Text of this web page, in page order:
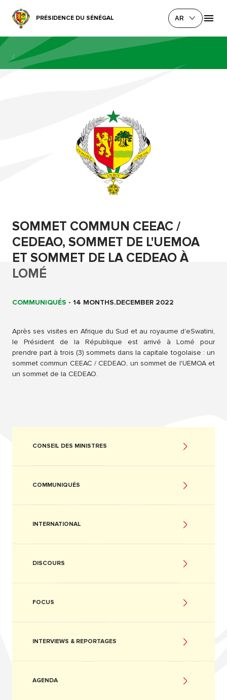
PRÉSIDENCE DU SÉNÉGAL AR
/
SOMMET COMMUN CEEAC /
CEDEAO, SOMMET DE L'UEMOA
ET SOMMET DE LA CEDEAO À
LOMÉ
COMMUNIQUÉS - 14 MONTHS.DECEMBER 2022
Après ses visites en Afrique du Sud et au royaume d'eSwatini,
le Président de la République est arrivé à Lomé pour
prendre part à trois (3) sommets dans la capitale togolaise : un
sommet commun CEEAC / CEDEAO, un sommet de l'UEMOA et
un sommet de la CEDEAO.
CONSEIL DES MINISTRES
COMMUNIQUÉS
INTERNATIONAL
DISCOURS
FOCUS
INTERVIEWS & REPORTAGES
AGENDA